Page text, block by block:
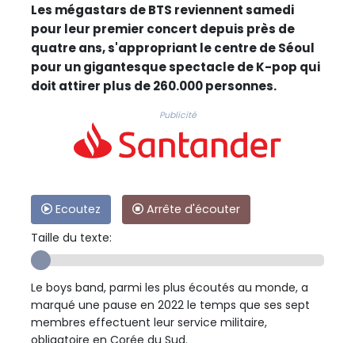
Les mégastars de BTS reviennent samedi
pour leur premier concert depuis près de
quatre ans, s'appropriant le centre de Séoul
pour un gigantesque spectacle de K-pop qui
doit attirer plus de 260.000 personnes.
Publicité
Ecoutez
Arrête d'écouter
Taille du texte:
Le boys band, parmi les plus écoutés au monde, a
marqué une pause en 2022 le temps que ses sept
membres effectuent leur service militaire,
obligatoire en Corée du Sud.